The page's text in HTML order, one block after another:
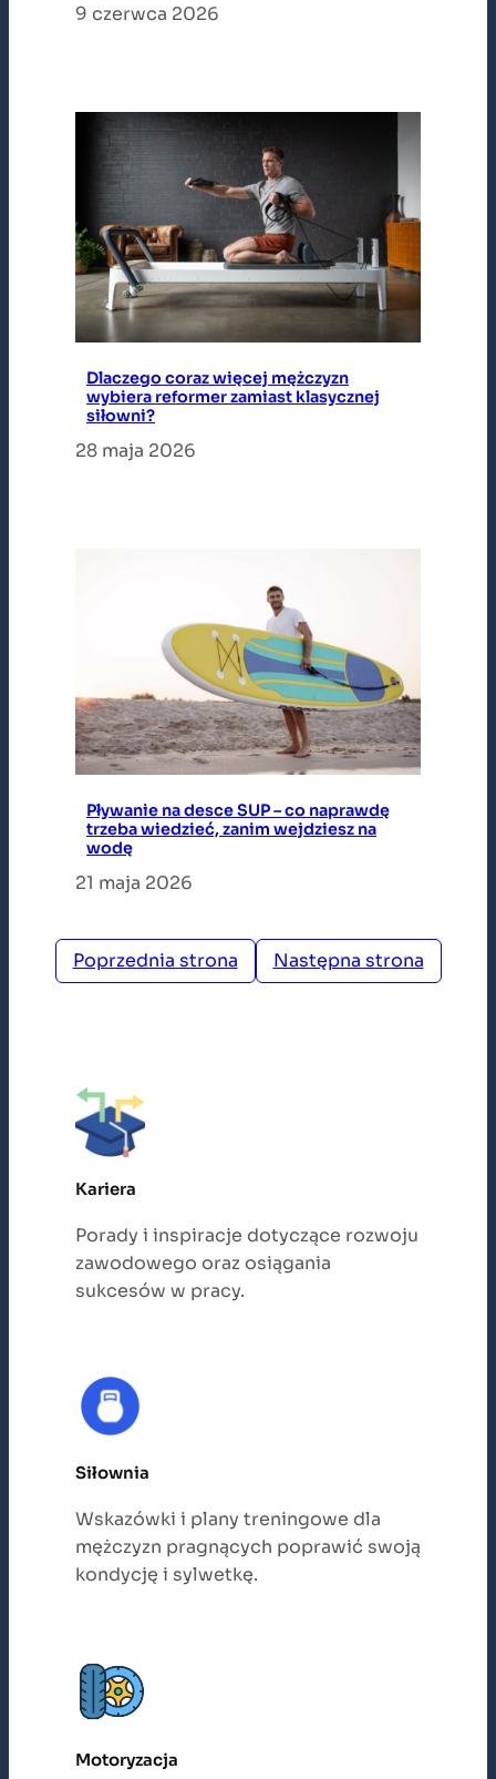
9 czerwca 2026
Dlaczego coraz więcej mężczyzn
wybiera reformer zamiast klasycznej
siłowni?
28 maja 2026
Pływanie na desce SUP – co naprawdę
trzeba wiedzieć, zanim wejdziesz na
wodę
21 maja 2026
Poprzednia strona Następna strona
Kariera
Porady i inspiracje dotyczące rozwoju
zawodowego oraz osiągania
sukcesów w pracy.
Siłownia
Wskazówki i plany treningowe dla
mężczyzn pragnących poprawić swoją
kondycję i sylwetkę.
Motoryzacja